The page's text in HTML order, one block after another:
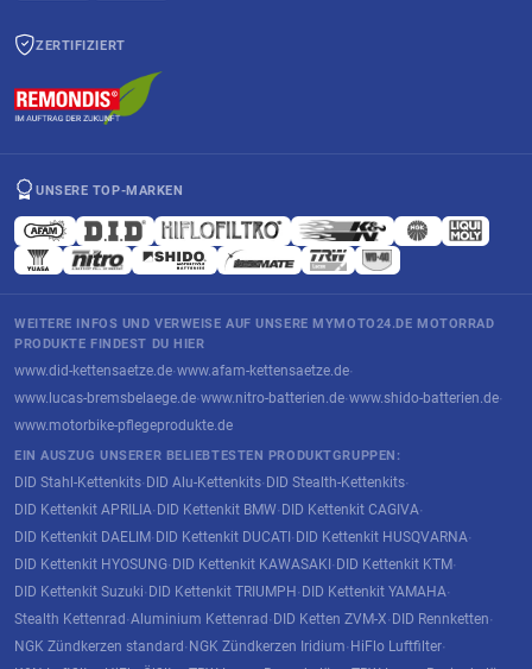
ZERTIFIZIERT
UNSERE TOP-MARKEN
WEITERE INFOS UND VERWEISE AUF UNSERE MYMOTO24.DE MOTORRAD
PRODUKTE FINDEST DU HIER
www.did-kettensaetze.de·www.afam-kettensaetze.de·
www.lucas-bremsbelaege.de·www.nitro-batterien.de·www.shido-batterien.de·
www.motorbike-pflegeprodukte.de
EIN AUSZUG UNSERER BELIEBTESTEN PRODUKTGRUPPEN:
DID Stahl-Kettenkits· DID Alu-Kettenkits· DID Stealth-Kettenkits·
DID Kettenkit APRILIA· DID Kettenkit BMW· DID Kettenkit CAGIVA·
DID Kettenkit DAELIM· DID Kettenkit DUCATI· DID Kettenkit HUSQVARNA·
DID Kettenkit HYOSUNG· DID Kettenkit KAWASAKI· DID Kettenkit KTM·
DID Kettenkit Suzuki· DID Kettenkit TRIUMPH· DID Kettenkit YAMAHA·
Stealth Kettenrad·Aluminium Kettenrad· DID Ketten ZVM-X· DID Rennketten·
NGK Zündkerzen standard· NGK Zündkerzen Iridium· HiFlo Luftfilter·